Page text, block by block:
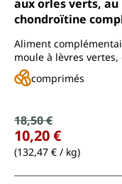
aux orles verts, au
chondroïtine complément alimentaire - 100
Aliment
moule à lèvres
poudre de griffe du
comprimés
Prix de vente :
Prix régulier :
18,50 €
10,20 €
(132,47 € / kg)